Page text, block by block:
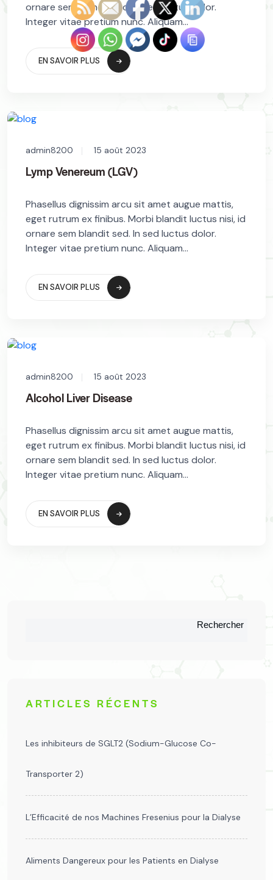
ornare sem blandit sed. In sed luctus dolor.
Integer vitae pretium nunc. Aliquam...
EN SAVOIR PLUS
admin8200 15 août 2023
Lymp Venereum (LGV)
Phasellus dignissim arcu sit amet augue mattis,
eget rutrum ex finibus. Morbi blandit luctus nisi, id
ornare sem blandit sed. In sed luctus dolor.
Integer vitae pretium nunc. Aliquam...
EN SAVOIR PLUS
admin8200 15 août 2023
Alcohol Liver Disease
Phasellus dignissim arcu sit amet augue mattis,
eget rutrum ex finibus. Morbi blandit luctus nisi, id
ornare sem blandit sed. In sed luctus dolor.
Integer vitae pretium nunc. Aliquam...
EN SAVOIR PLUS
Rechercher
ARTICLES RÉCENTS
Les inhibiteurs de SGLT2 (Sodium-Glucose Co-
Transporter 2)
L’Efficacité de nos Machines Fresenius pour la Dialyse
Aliments Dangereux pour les Patients en Dialyse